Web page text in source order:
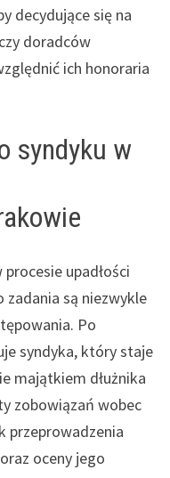
decydujące się na
doradców
ich honoraria
syndyku w
upadłości
są niezwykle
Po
syndyka, który staje
majątkiem dłużnika
zobowiązań wobec
przeprowadzenia
oceny jego